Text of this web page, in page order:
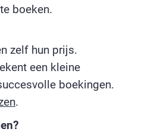
boeken.
zelf hun prijs.
een kleine
boekingen.
.